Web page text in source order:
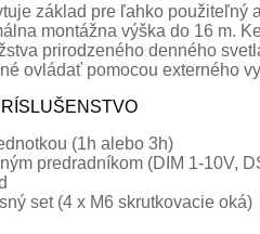
základ pre ľahko
montážna výška do 16 m.
prirodzeného denného
ovládať pomocou externého
(1h alebo 3h)
predradníkom (DIM 1-10V,
set (4 x M6 skrutkovacie oká)